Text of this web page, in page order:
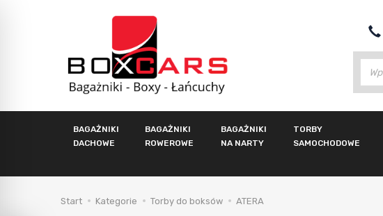
BAGAŻNIKI
DACHOWE
BAGAŻNIKI
ROWEROWE
BAGAŻNIKI
NA NARTY
TORBY
SAMOCHODOWE
Start Kategorie Torby do boksów ATERA